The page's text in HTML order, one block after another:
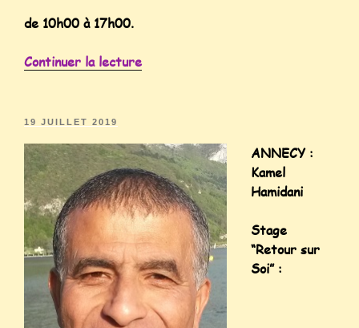
de 10h00 à 17h00.
Continuer la lecture
19 JUILLET 2019
ANNECY :
Kamel
Hamidani
Stage
“Retour sur
Soi” :